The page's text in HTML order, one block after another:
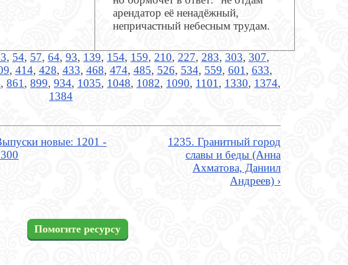
арендатор её ненадёжный,
непричастный небесным трудам.
, 54, 57, 64, 93, 139, 154, 159, 210, 227, 283, 303, 307,
, 414, 428, 433, 468, 474, 485, 526, 534, 559, 601 , 633,
, 861 , 899, 934, 1035, 1048, 1082, 1090, 1101 , 1330, 1374,
1384
новые: 1201 -
1235. Гранитный город
славы и беды (Анна
Ахматова, Даниил
Андреев) ›
Помогите ресурсу